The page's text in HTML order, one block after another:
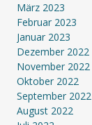
März 2023
Februar 2023
Januar 2023
Dezember 2022
November 2022
Oktober 2022
September 2022
August 2022